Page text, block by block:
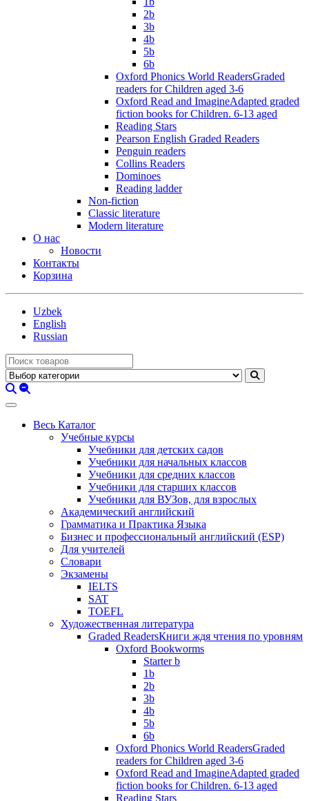
2b
3b
4b
5b
6b
Oxford Phonics World ReadersGraded
readers for Children aged 3-6
Oxford Read and ImagineAdapted graded
fiction books for Children. 6-13 aged
Reading Stars
Pearson English Graded Readers
Penguin readers
Collins Readers
Dominoes
Reading ladder
Non-fiction
Classic literature
Modern literature
О нас
Новости
Контакты
Корзина
Uzbek
English
Russian
Весь Каталог
Учебные курсы
Учебники для детских садов
Учебники для начальных классов
Учебники для средних классов
Учебники для старших классов
Учебники для ВУЗов, для взрослых
Академический английский
Грамматика и Практика Языка
Бизнес и профессиональный английский (ESP)
Для учителей
Словари
Экзамены
IELTS
SAT
TOEFL
Художественная литература
Graded ReadersКниги ждя чтения по уровням
Oxford Bookworms
Starter b
1b
2b
3b
4b
5b
6b
Oxford Phonics World ReadersGraded
readers for Children aged 3-6
Oxford Read and ImagineAdapted graded
fiction books for Children. 6-13 aged
Reading Stars